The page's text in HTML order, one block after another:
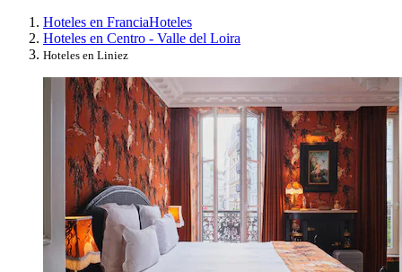
Hoteles en FranciaHoteles
Hoteles en Centro - Valle del Loira
Hoteles en Liniez